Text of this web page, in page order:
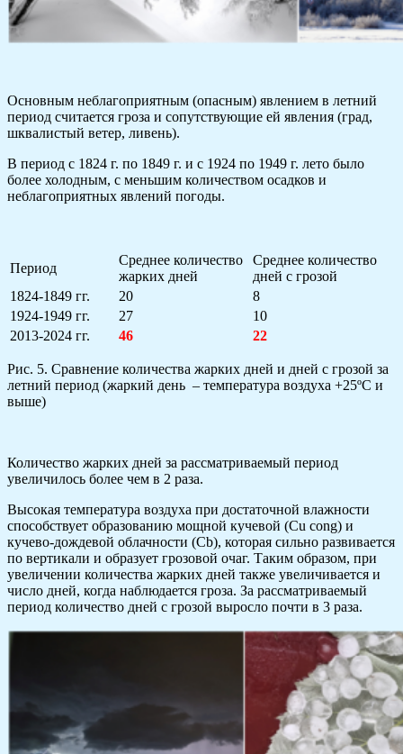
Основным неблагоприятным (опасным) явлением в летний
период считается гроза и сопутствующие ей явления (град,
шквалистый ветер, ливень).
В период с 1824 г. по 1849 г. и с 1924 по 1949 г. лето было
более холодным, с меньшим количеством осадков и
неблагоприятных явлений погоды.
Период
Среднее количество
жарких дней
Среднее количество
дней с грозой
1824-1849 гг.
20
8
1924-1949 гг.
27
10
2013-2024 гг.
46 22
Рис. 5. Сравнение количества жарких дней и дней с грозой за
летний период (жаркий день – температура воздуха +25ºС и
выше)
Количество жарких дней за рассматриваемый период
увеличилось более чем в 2 раза.
Высокая температура воздуха при достаточной влажности
способствует образованию мощной кучевой (Cu cong) и
кучево-дождевой облачности (Cb), которая сильно развивается
по вертикали и образует грозовой очаг. Таким образом, при
увеличении количества жарких дней также увеличивается и
число дней, когда наблюдается гроза. За рассматриваемый
период количество дней с грозой выросло почти в 3 раза.